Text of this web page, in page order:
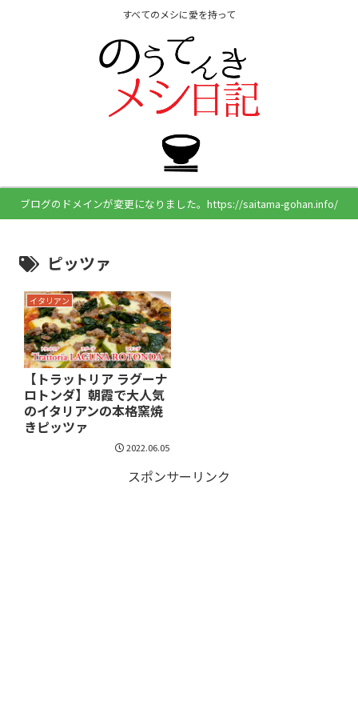
すべてのメシに愛を持って
ブログのドメインが変更になりました。https://saitama-gohan.info/
ピッツァ
イタリアン
【トラットリア ラグーナ
ロトンダ】朝霞で大人気
のイタリアンの本格窯焼
きピッツァ
2022.06.05
スポンサーリンク